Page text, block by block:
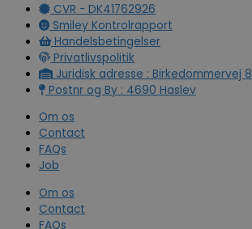
CVR - DK41762926
Smiley Kontrolrapport
Handelsbetingelser
Privatlivspolitik
Juridisk adresse : Birkedommervej 8
Postnr og By : 4690 Haslev
Om os
Contact
FAQs
Job
Om os
Contact
FAQs